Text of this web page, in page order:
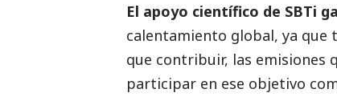
El apoyo científico de SBTi
calentamiento global, ya que
que contribuir, las emisiones
participar en ese objetivo